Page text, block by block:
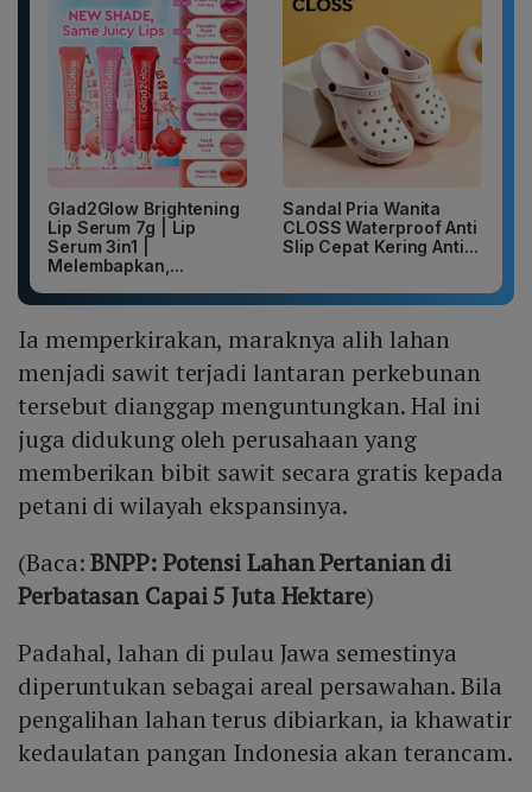
Glad2Glow Brightening
Lip Serum 7g | Lip
Serum 3in1 |
Melembapkan,...
Sandal Pria Wanita
CLOSS Waterproof Anti
Slip Cepat Kering Anti...
Ia memperkirakan, maraknya alih lahan
menjadi sawit terjadi lantaran perkebunan
tersebut dianggap menguntungkan. Hal ini
juga didukung oleh perusahaan yang
memberikan bibit sawit secara gratis kepada
petani di wilayah ekspansinya.
(Baca:BNPP: Potensi Lahan Pertanian di
Perbatasan Capai 5 Juta Hektare)
Padahal, lahan di pulau Jawa semestinya
diperuntukan sebagai areal persawahan. Bila
pengalihan lahan terus dibiarkan, ia khawatir
kedaulatan pangan Indonesia akan terancam.